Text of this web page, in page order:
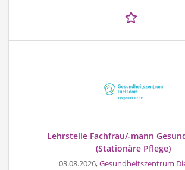
Lehrstelle Fachfrau/-mann
(Stationäre Pflege)
03.08.2026,Gesundheitszentrum